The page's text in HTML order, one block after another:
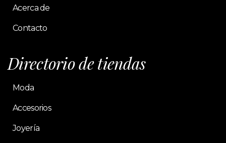
Acerca de
Contacto
Directorio de tiendas
Moda
Accesorios
Joyería